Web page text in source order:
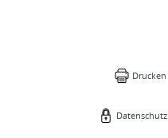
Drucken
Datenschutz